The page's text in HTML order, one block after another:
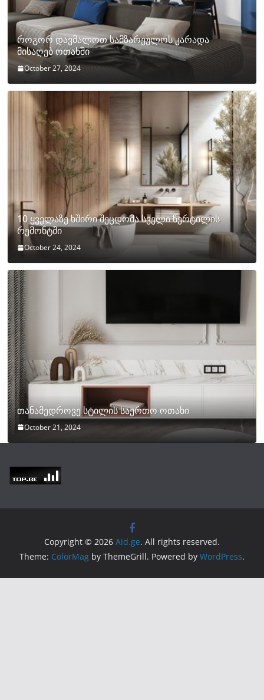
როგორ დავმალოთ სამზარეულოს კარადა
მისაღებ ოთახში
October 27, 2024
10 ყველაზე ხშირი შეცდომა სველი წერტილის
რემონტში
October 24, 2024
თანამედროვე სტილის საერთო ოთახი
October 21, 2024
Copyright © 2026 Aid.ge. All rights reserved.
Theme: ColorMag by ThemeGrill. Powered by WordPress.